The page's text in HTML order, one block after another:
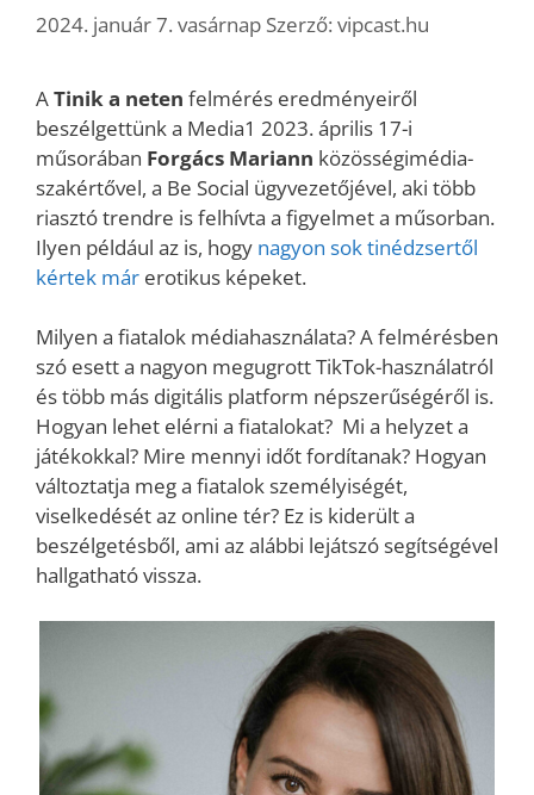
2024. január 7. vasárnap Szerző: vipcast.hu
ATinik a neten felmérés eredményeiről
beszélgettünk a Media1 2023. április 17-i
műsorában Forgács Mariann közösségimédia-
szakértővel, a Be Social ügyvezetőjével, aki több
riasztó trendre is felhívta a figyelmet a műsorban.
Ilyen például az is, hogy nagyon sok tinédzsertől
kértek már erotikus képeket.
Milyen a fiatalok médiahasználata? A felmérésben
szó esett a nagyon megugrott TikTok-használatról
és több más digitális platform népszerűségéről is.
Hogyan lehet elérni a fiatalokat? Mi a helyzet a
játékokkal? Mire mennyi időt fordítanak? Hogyan
változtatja meg a fiatalok személyiségét,
viselkedését az online tér? Ez is kiderült a
beszélgetésből, ami az alábbi lejátszó segítségével
hallgatható vissza.